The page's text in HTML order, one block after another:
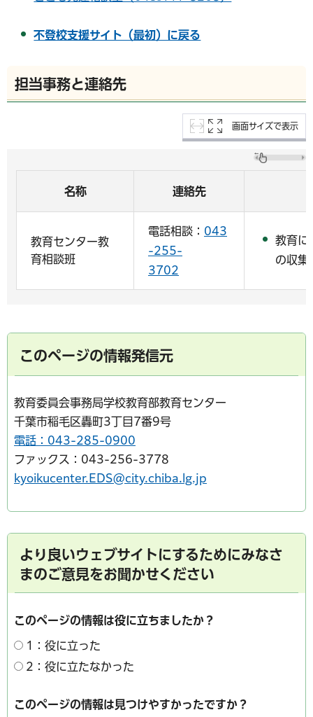
不登校支援サイト（最初）に戻る
担当事務と連絡先
画面サイズで表示
名称 連絡先
教育センター教
育相談班
電話相談： 043
-255-
3702
教育に
の収集
このページの情報発信元
教育委員会事務局学校教育部教育センター
千葉市稲毛区轟町3丁目7番9号
電話：043-285-0900
ファックス：043-256-3778
kyoikucenter.EDS@city.chiba.lg.jp
より良いウェブサイトにするためにみなさ
まのご意見をお聞かせください
このページの情報は役に立ちましたか？
1：役に立った
2：役に立たなかった
このページの情報は見つけやすかったですか？